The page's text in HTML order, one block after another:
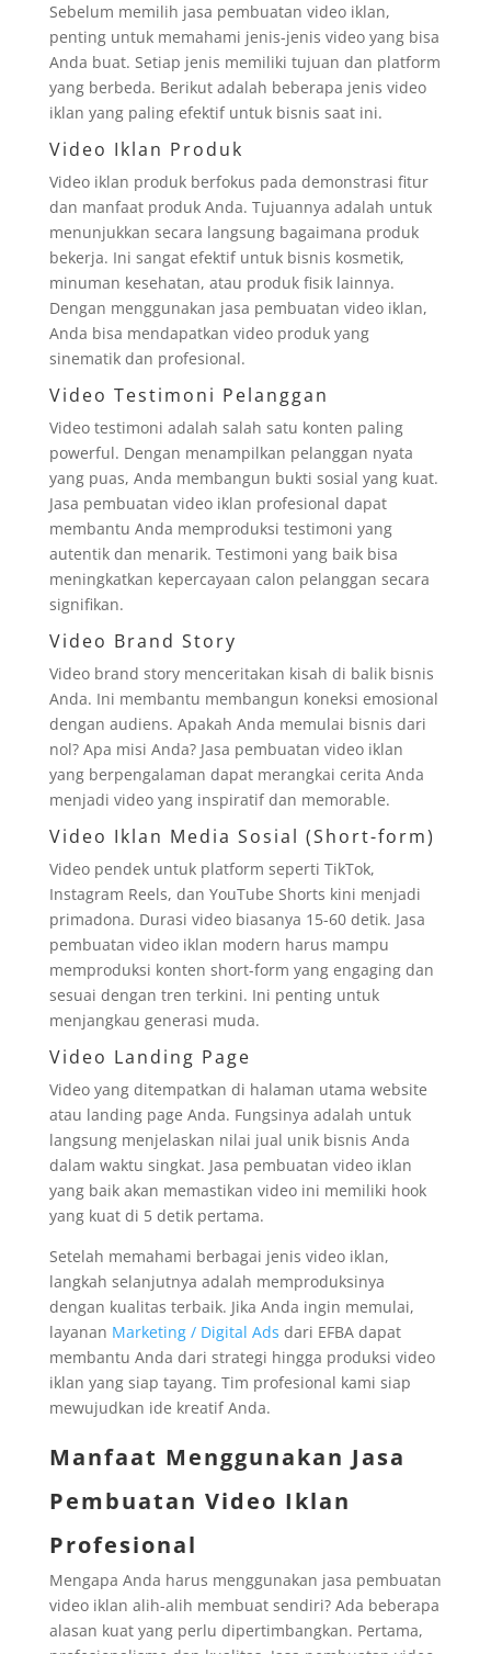
Sebelum memilih jasa pembuatan video iklan,
penting untuk memahami jenis-jenis video yang bisa
Anda buat. Setiap jenis memiliki tujuan dan platform
yang berbeda. Berikut adalah beberapa jenis video
iklan yang paling efektif untuk bisnis saat ini.
Video Iklan Produk
Video iklan produk berfokus pada demonstrasi fitur
dan manfaat produk Anda. Tujuannya adalah untuk
menunjukkan secara langsung bagaimana produk
bekerja. Ini sangat efektif untuk bisnis kosmetik,
minuman kesehatan, atau produk fisik lainnya.
Dengan menggunakan jasa pembuatan video iklan,
Anda bisa mendapatkan video produk yang
sinematik dan profesional.
Video Testimoni Pelanggan
Video testimoni adalah salah satu konten paling
powerful. Dengan menampilkan pelanggan nyata
yang puas, Anda membangun bukti sosial yang kuat.
Jasa pembuatan video iklan profesional dapat
membantu Anda memproduksi testimoni yang
autentik dan menarik. Testimoni yang baik bisa
meningkatkan kepercayaan calon pelanggan secara
signifikan.
Video Brand Story
Video brand story menceritakan kisah di balik bisnis
Anda. Ini membantu membangun koneksi emosional
dengan audiens. Apakah Anda memulai bisnis dari
nol? Apa misi Anda? Jasa pembuatan video iklan
yang berpengalaman dapat merangkai cerita Anda
menjadi video yang inspiratif dan memorable.
Video Iklan Media Sosial (Short-form)
Video pendek untuk platform seperti TikTok,
Instagram Reels, dan YouTube Shorts kini menjadi
primadona. Durasi video biasanya 15-60 detik. Jasa
pembuatan video iklan modern harus mampu
memproduksi konten short-form yang engaging dan
sesuai dengan tren terkini. Ini penting untuk
menjangkau generasi muda.
Video Landing Page
Video yang ditempatkan di halaman utama website
atau landing page Anda. Fungsinya adalah untuk
langsung menjelaskan nilai jual unik bisnis Anda
dalam waktu singkat. Jasa pembuatan video iklan
yang baik akan memastikan video ini memiliki hook
yang kuat di 5 detik pertama.
Setelah memahami berbagai jenis video iklan,
langkah selanjutnya adalah memproduksinya
dengan kualitas terbaik. Jika Anda ingin memulai,
layanan Marketing / Digital Ads dari EFBA dapat
membantu Anda dari strategi hingga produksi video
iklan yang siap tayang. Tim profesional kami siap
mewujudkan ide kreatif Anda.
Manfaat Menggunakan Jasa
Pembuatan Video Iklan
Profesional
Mengapa Anda harus menggunakan jasa pembuatan
video iklan alih-alih membuat sendiri? Ada beberapa
alasan kuat yang perlu dipertimbangkan. Pertama,